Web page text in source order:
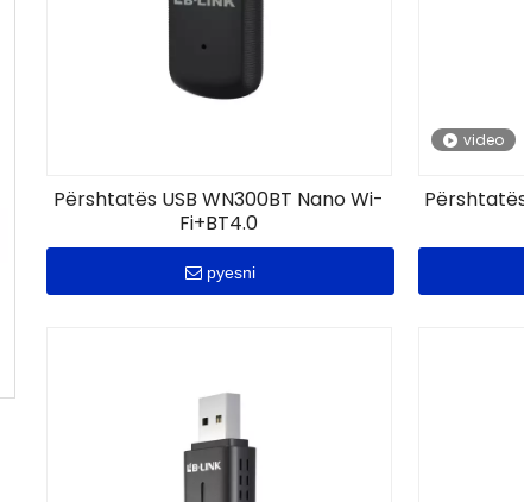
Përshtatës USB WN300BT Nano Wi-
Fi+BT4.0
pyesni
video